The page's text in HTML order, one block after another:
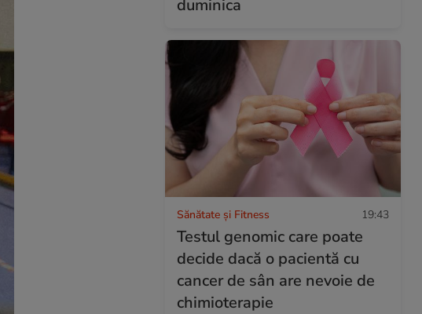
duminica
Sănătate și Fitness 19:43
Testul genomic care poate
decide dacă o pacientă cu
cancer de sân are nevoie de
chimioterapie